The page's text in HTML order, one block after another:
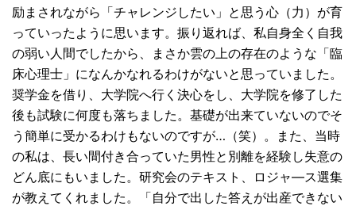
励まされながら「チャレンジしたい」と思う心（力）が育
っていったように思います。振り返れば、私自身全く自我
の弱い人間でしたから、まさか雲の上の存在のような「臨
床心理士」になんかなれるわけがないと思っていました。
奨学金を借り、大学院へ行く決心をし、大学院を修了した
後も試験に何度も落ちました。基礎が出来ていないのでそ
う簡単に受かるわけもないのですが…（笑）。また、当時
の私は、長い間付き合っていた男性と別離を経験し失意の
どん底にもいました。研究会のテキスト、ロジャ―ス選集
が教えてくれました。「自分で出した答えが出産できない